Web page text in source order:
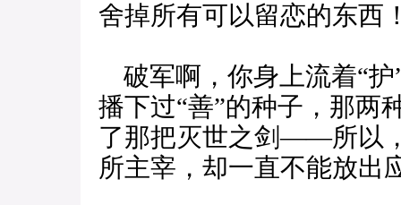
舍掉所有可以留恋的东西
破军啊，你身上流着“护
播下过“善”的种子，那两
了那把灭世之剑——所以
所主宰，却一直不能放出